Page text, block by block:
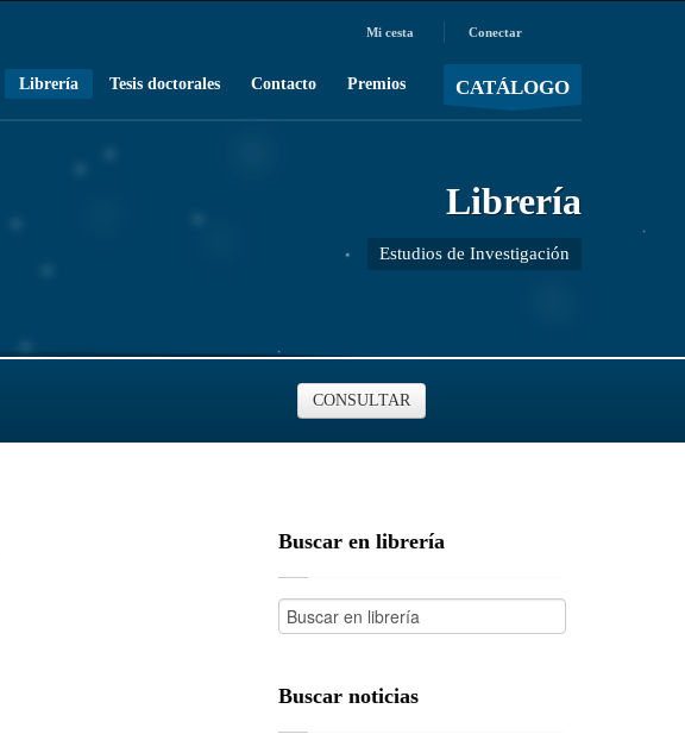
Conectar
Mi cesta
/ MOSTRAR CARRO
CATÁLOGO
Librería Tesis doctorales Contacto Premios
Librería
Estudios de Investigación
CONSULTAR
Buscar en librería
Buscar noticias